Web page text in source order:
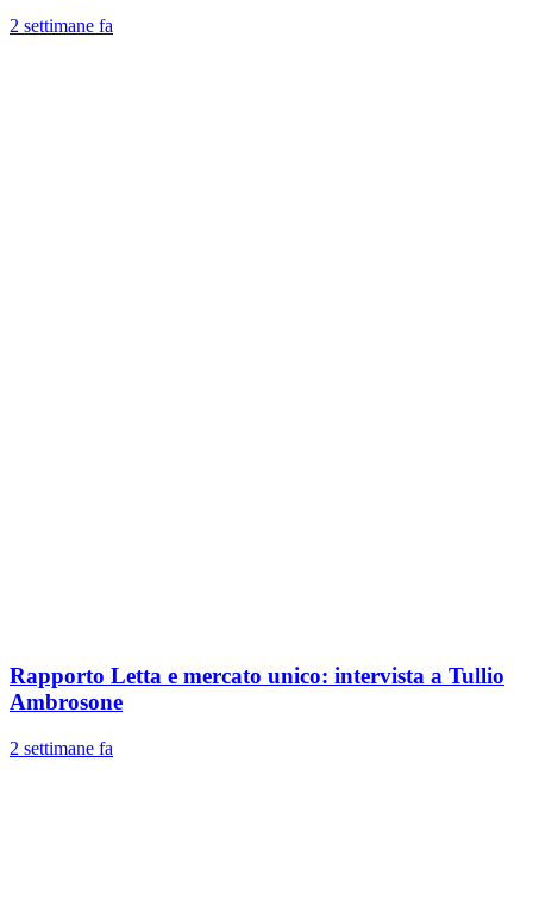
2 settimane fa
Rapporto Letta e mercato unico: intervista a Tullio
Ambrosone
2 settimane fa